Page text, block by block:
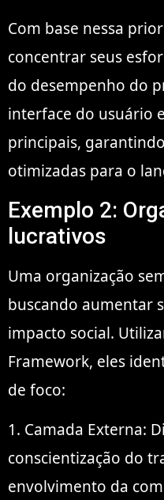
Com base nessa
concentrar seus
do desempenho do
interface do usuário
principais,
otimizadas para o
Exemplo 2:
lucrativos
Uma organização
buscando aumentar
impacto social.
Framework, eles
de foco:
1. Camada Externa:
conscientização do
envolvimento da